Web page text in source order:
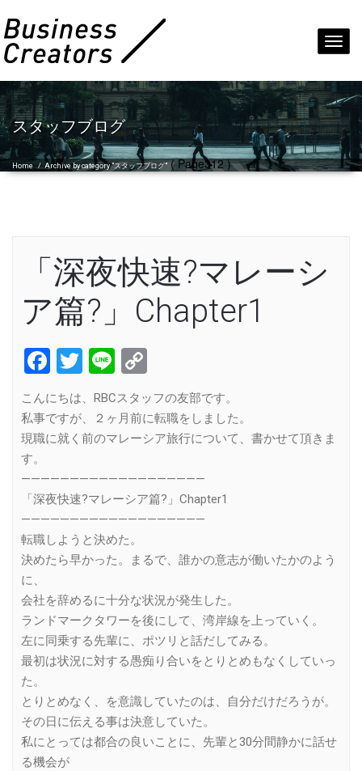
スタッフブログ
Home /Archive by category "スタッフブログ"( Page312 )
「深夜快速?マレーシ
ア篇?」Chapter1
Facebook
Twitter
Line
Link
こんにちは、RBCスタッフの友部です。
私事ですが、２ヶ月前に転職をしました。
現職に就く前のマレーシア旅行について、書かせて頂きま
す。
———————————————————
「深夜快速?マレーシア篇?」Chapter1
———————————————————
転職しようと決めた。
決めたら早かった。まるで、誰かの意志が働いたかのよう
に、
会社を辞めるに十分な状況が発生した。
ランドマークタワーを後にして、湾岸線を上っていく。
左に同乗する先輩に、ポツリと話だしてみる。
最初は状況に対する愚痴り合いをとりとめもなくしていっ
た。
とりとめなく、を意識していたのは、自分だけだろうが。
その日に伝える事は決意していた。
私にとっては都合の良いことに、先輩と30分間静かに話せ
る機会が